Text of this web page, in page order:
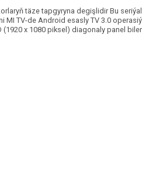
täze tapgyryna degişlidir Bu
MI TV-de Android esasly TV 3.0
x 1080 piksel) diagonaly panel